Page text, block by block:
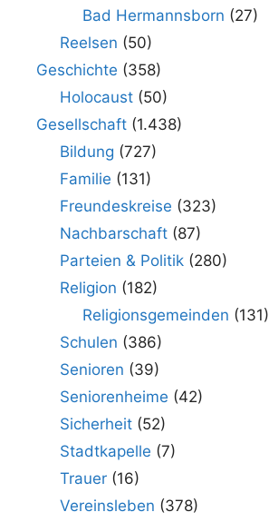
Bad Hermannsborn (27)
Reelsen (50)
Geschichte (358)
Holocaust(50)
Gesellschaft (1.438)
Bildung (727)
Familie (131)
Freundeskreise (323)
Nachbarschaft(87)
Parteien & Politik(280)
Religion (182)
Religionsgemeinden (131)
Schulen (386)
Senioren (39)
Seniorenheime (42)
Sicherheit(52)
Stadtkapelle (7)
Trauer(16)
Vereinsleben (378)